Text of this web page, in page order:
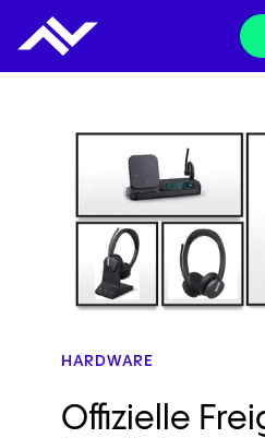
HARDWARE
Offizielle